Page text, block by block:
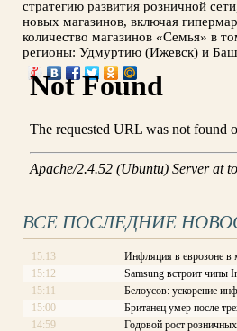
стратегию развития розничной
новых магазинов, включая
количество магазинов «Семья» в
регионы: Удмуртию (Ижевск) и
ВСЕ ПОСЛЕДНИЕ
15:13
Инфляция в еврозоне в
15:12
Samsung встроит чипы
15:11
Белоусов: ускорение
15:00
Британец умер после
14:59
Годовой рост